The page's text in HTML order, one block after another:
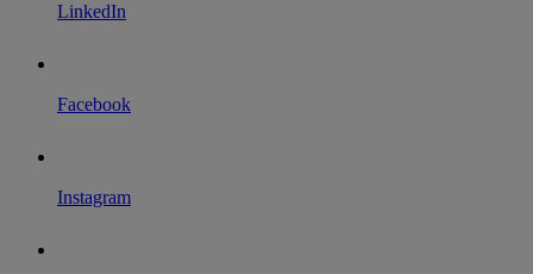
LinkedIn
Facebook
Instagram